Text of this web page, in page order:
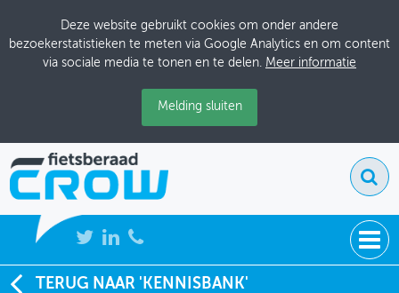
Deze website gebruikt cookies om onder andere
bezoekerstatistieken te meten via Google Analytics en om content
via sociale media te tonen en te delen. Meer informatie
Melding sluiten
NIEUWS
TERUG NAAR 'KENNISBANK'